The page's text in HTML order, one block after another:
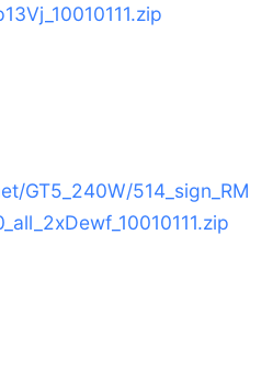
GT5_240W/514_sign_RM